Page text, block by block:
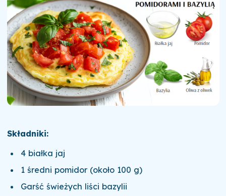
Składniki:
4 białka jaj
1 średni pomidor (około 100 g)
Garść świeżych liści bazylii